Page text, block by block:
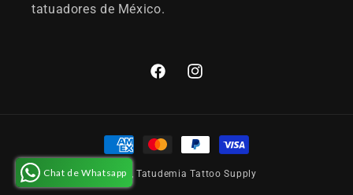
tatuadores de México.
FacebookInstagram
Formas
de
pago
© 2026, Tatudemia Tattoo Supply
Chat de Whatsapp